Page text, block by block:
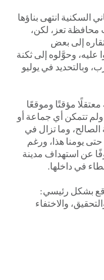
السكنية انتهى بناؤها
محافظة تعز، لكن،
إلى بعض
عليه، وحوَّلوه إلى ثكنة
وبالتحديد في يوليو
مؤقتًا وموقعًا
ولم تتمكن أي جماعة أو
وما تزال في
يومنا هذا، ورغم
عن استهداف مدينة
في داخلها.
بشكل رئيسي:
والاختفاء